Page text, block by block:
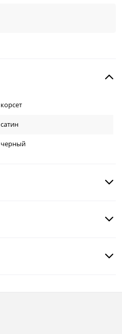
корсет
сатин
черный